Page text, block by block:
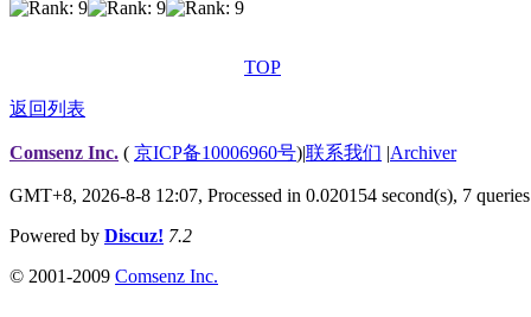
TOP
返回列表
Comsenz Inc. ( 京ICP备10006960号)|联系我们 |Archiver
GMT+8, 2026-8-8 12:07, Processed in 0.020154 second(s), 7 queries
Powered by Discuz! 7.2
© 2001-2009 Comsenz Inc.